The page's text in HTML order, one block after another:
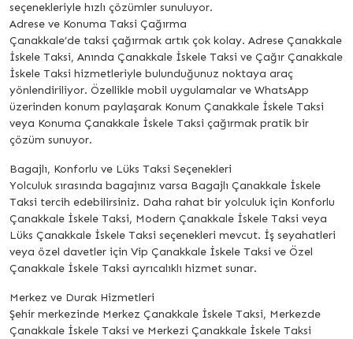
seçenekleriyle hızlı çözümler sunuluyor.
Adrese ve Konuma Taksi Çağırma
Çanakkale’de taksi çağırmak artık çok kolay. Adrese Çanakkale
İskele Taksi, Anında Çanakkale İskele Taksi ve Çağır Çanakkale
İskele Taksi hizmetleriyle bulunduğunuz noktaya araç
yönlendiriliyor. Özellikle mobil uygulamalar ve WhatsApp
üzerinden konum paylaşarak Konum Çanakkale İskele Taksi
veya Konuma Çanakkale İskele Taksi çağırmak pratik bir
çözüm sunuyor.
Bagajlı, Konforlu ve Lüks Taksi Seçenekleri
Yolculuk sırasında bagajınız varsa Bagajlı Çanakkale İskele
Taksi tercih edebilirsiniz. Daha rahat bir yolculuk için Konforlu
Çanakkale İskele Taksi, Modern Çanakkale İskele Taksi veya
Lüks Çanakkale İskele Taksi seçenekleri mevcut. İş seyahatleri
veya özel davetler için Vip Çanakkale İskele Taksi ve Özel
Çanakkale İskele Taksi ayrıcalıklı hizmet sunar.
Merkez ve Durak Hizmetleri
Şehir merkezinde Merkez Çanakkale İskele Taksi, Merkezde
Çanakkale İskele Taksi ve Merkezi Çanakkale İskele Taksi